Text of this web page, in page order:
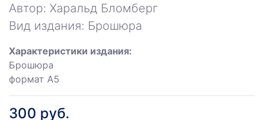
Автор: Харальд Бломберг
Вид издания: Брошюра
Характеристики издания:
Брошюра
формат А5
300 руб.